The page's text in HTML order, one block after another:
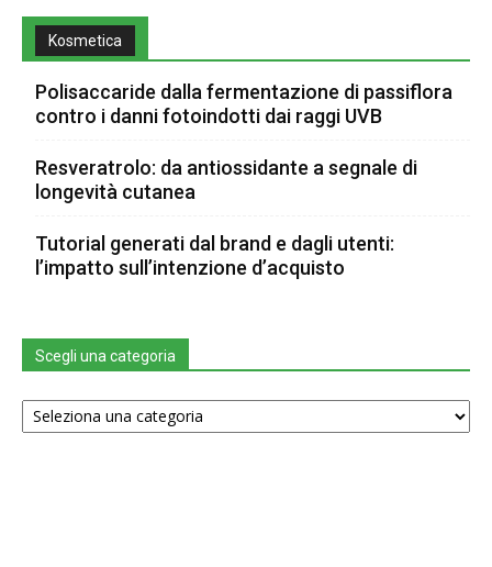
Kosmetica
Polisaccaride dalla fermentazione di passiflora
contro i danni fotoindotti dai raggi UVB
Resveratrolo: da antiossidante a segnale di
longevità cutanea
Tutorial generati dal brand e dagli utenti:
l’impatto sull’intenzione d’acquisto
Scegli una categoria
Scegli
una